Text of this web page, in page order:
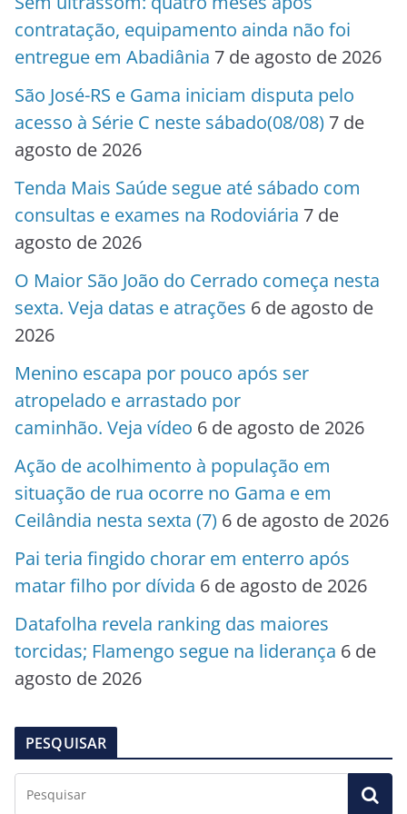
contratação, equipamento ainda não foi
entregue em Abadiânia 7 de agosto de 2026
São José-RS e Gama iniciam disputa pelo
acesso à Série C neste sábado(08/08) 7 de
agosto de 2026
Tenda Mais Saúde segue até sábado com
consultas e exames na Rodoviária 7 de
agosto de 2026
O Maior São João do Cerrado começa nesta
sexta. Veja datas e atrações 6 de agosto de
2026
Menino escapa por pouco após ser
atropelado e arrastado por
caminhão. Veja vídeo 6 de agosto de 2026
Ação de acolhimento à população em
situação de rua ocorre no Gama e em
Ceilândia nesta sexta (7) 6 de agosto de 2026
Pai teria fingido chorar em enterro após
matar filho por dívida 6 de agosto de 2026
Datafolha revela ranking das maiores
torcidas; Flamengo segue na liderança 6 de
agosto de 2026
PESQUISAR